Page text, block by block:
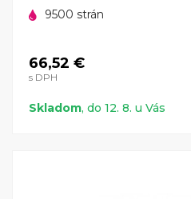
9500 strán
66,52 €
s DPH
Skladom, do 12. 8. u Vás